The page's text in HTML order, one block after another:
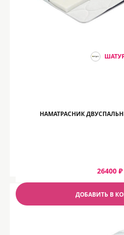
НАМАТРАСНИК
26400 ₽
ДОБАВИТЬ В